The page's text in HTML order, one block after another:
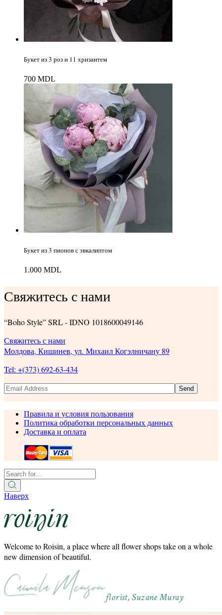
Букет из 3 роз и 11 хризантем
700 MDL
Букет из 3 пионов с эвкалиптом
1.000 MDL
Свяжитесь с нами
“Boho Style” SRL - IDNO 1018600049146
Свяжитесь с нами
Молдова, Кишинев, ул. Михаил Когэлничану 89
Tel: +(373) 692-63-434
Send
Правила и условия пользования
Политика обработки персональных данных
Доставка и оплата
Наверх
Welcome to Roisin, a place where all flower shops take on a whole
new dimension of beautiful.
florist, Suzane Muray